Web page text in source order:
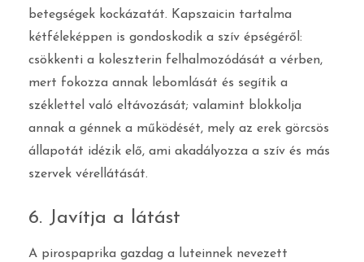
betegségek kockázatát. Kapszaicin tartalma
kétféleképpen is gondoskodik a szív épségéről:
csökkenti a koleszterin felhalmozódását a vérben,
mert fokozza annak lebomlását és segítik a
széklettel való eltávozását; valamint blokkolja
annak a génnek a működését, mely az erek görcsös
állapotát idézik elő, ami akadályozza a szív és más
szervek vérellátását.
6. Javítja a látást
A pirospaprika gazdag a luteinnek nevezett